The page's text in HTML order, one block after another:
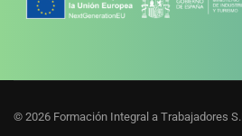
© 2026 Formación Integral a Trabajadores